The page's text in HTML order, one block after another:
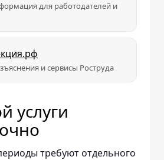
для работодателей и
и сервисы Роструда
услуги
требуют отдельного